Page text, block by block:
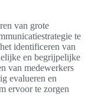
van grote
te
identificeren van
en begrijpelijke
van medewerkers
evalueren en
ervoor te zorgen